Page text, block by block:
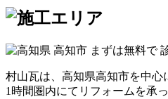
村山瓦は、高知県高知市を中心
1時間圏内にてリフォームを承